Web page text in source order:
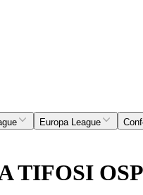
Europa League
TIFOSI